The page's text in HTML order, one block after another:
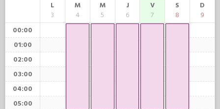
L
3
M
4
M
5
J
6
V
7
S
8
D
9
00:00
01:00
02:00
03:00
04:00
05:00